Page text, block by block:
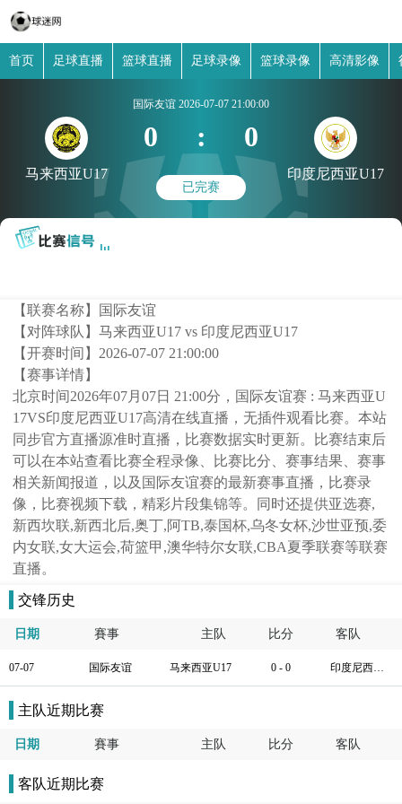
首页 足球直播 篮球直播 足球录像 篮球录像 高清影像
马来西亚U17
国际友谊 2026-07-07 21:00:00
0 : 0
已完赛
印度尼西亚U17
【联赛名称】 国际友谊
【对阵球队】马来西亚U17 vs 印度尼西亚U17
【开赛时间】 2026-07-07 21:00:00
【赛事详情】
北京时间2026年07月07日 21:00分，国际友谊赛 : 马来西亚U
17VS印度尼西亚U17高清在线直播，无插件观看比赛。本站
同步官方直播源准时直播，比赛数据实时更新。比赛结束后
可以在本站查看比赛全程录像、比赛比分、赛事结果、赛事
相关新闻报道，以及国际友谊赛的最新赛事直播，比赛录
像，比赛视频下载，精彩片段集锦等。同时还提供亚选赛,
新西坎联,新西北后,奥丁,阿TB,泰国杯,乌冬女杯,沙世亚预,委
内女联,女大运会,荷篮甲,澳华特尔女联,CBA夏季联赛等联赛
直播。
交锋历史
日期 賽事 主队 比分 客队
07-07 国际友谊 马来西亚U17 0 - 0 印度尼西亚U17
主队近期比赛
日期 賽事 主队 比分 客队
客队近期比赛